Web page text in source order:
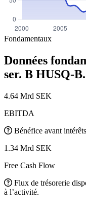
Fondamentaux
Données
ser. B HUSQ-
4.64 Mrd SEK
EBITDA
Bénéfice avant
1.34 Mrd SEK
Free Cash Flow
Flux de trésorerie
à l’activité.